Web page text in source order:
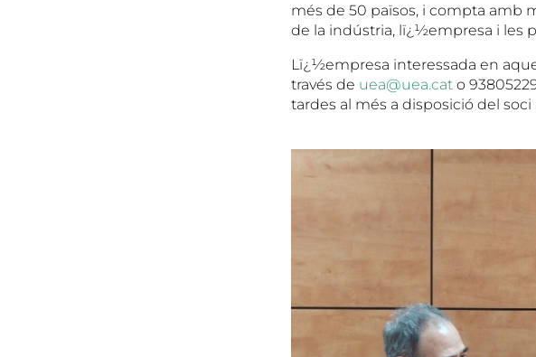
més de 50 països, i compta amb
de la indústria, lï¿½empresa i les
Lï¿½empresa interessada en
través de uea@uea.cat o
tardes al més a disposició del